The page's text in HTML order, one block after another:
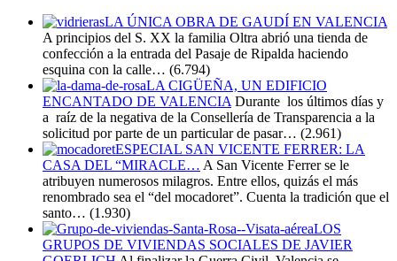
LA ÚNICA OBRA DE GAUDÍ EN VALENCIA
A principios del S. XX la familia Oltra abrió una tienda de
confección a la entrada del Pasaje de Ripalda haciendo
esquina con la calle… (6.794)
LA CIGÜEÑA, UN EDIFICIO
ENCANTADO DE VALENCIA Durante los últimos días y
a raíz de la negativa de la Consellería de Transparencia a la
solicitud por parte de un particular de pasar… (2.961)
ESPECIAL SAN VICENTE FERRER: LA
CASA DEL “MIRACLE… A San Vicente Ferrer se le
atribuyen numerosos milagros. Entre ellos, quizás el más
renombrado sea el “del mocadoret”. Cuenta la tradición que el
santo… (1.930)
LOS
GRUPOS DE VIVIENDAS SOCIALES DE JAVIER